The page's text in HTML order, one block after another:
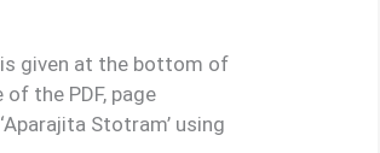
is given at the bottom of
the PDF, page
Stotram’ using